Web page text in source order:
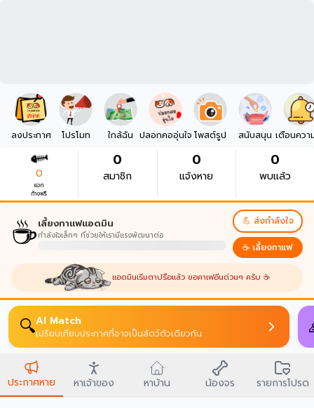
ลงประกาศ โปรโมท ใกล้ฉัน ปลอกคออุ่นใจ โพสต์รูป สนับสนุน เตือนควา
0
แจก
ก้างฟรี
0
สมาชิก
0
แจ้งหาย
0
พบแล้ว
☕เลี้ยงกาแฟแอดมิน
กำลังใจเล็กๆ ที่ช่วยให้เรามีแรงพัฒนาต่อ
💪 ส่งกำลังใจ
☕ เลี้ยงกาแฟ
แอดมินเริ่มตาปรือแล้ว ขอคาเฟอีนด่วนๆ ครับ ☕
🔍AI Match
เปรียบเทียบประกาศที่อาจเป็นสัตว์ตัวเดียวกัน
ประกาศหาย หาเจ้าของ หาบ้าน น้องจร รายการโปรด